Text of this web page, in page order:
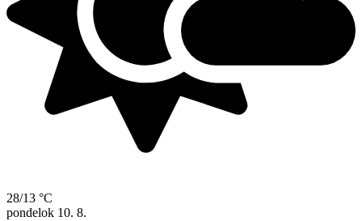
28/13 °C
pondelok 10. 8.